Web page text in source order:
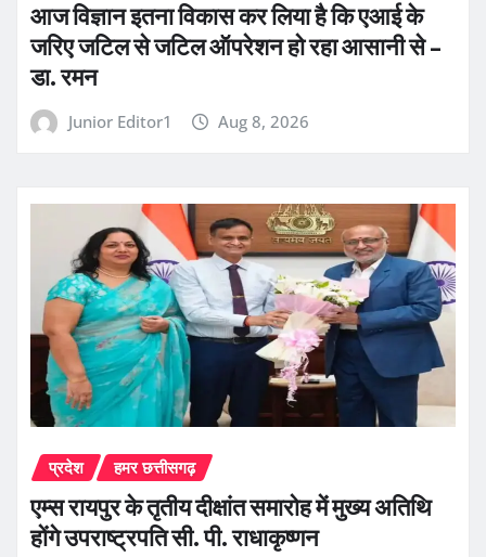
आज विज्ञान इतना विकास कर लिया है कि एआई के
जरिए जटिल से जटिल ऑपरेशन हो रहा आसानी से –
डा. रमन
Junior Editor1 Aug 8, 2026
प्रदेश हमर छत्तीसगढ़
एम्स रायपुर के तृतीय दीक्षांत समारोह में मुख्य अतिथि
होंगे उपराष्ट्रपति सी. पी. राधाकृष्णन